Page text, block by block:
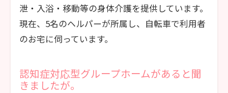
泄・入浴・移動等の身体介護を提供しています。
現在、5名のヘルパーが所属し、自転車で利用者
のお宅に伺っています。
認知症対応型グループホームがあると聞
きましたが。